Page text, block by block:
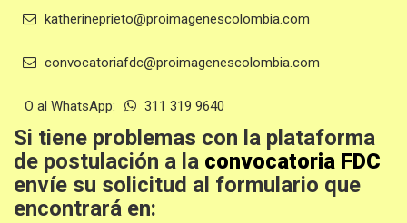
katherineprieto@proimagenescolombia.com
convocatoriafdc@proimagenescolombia.com
O al WhatsApp: 311 319 9640
Si tiene problemas con la plataforma
de postulación a la convocatoria FDC
envíe su solicitud al formulario que
encontrará en: